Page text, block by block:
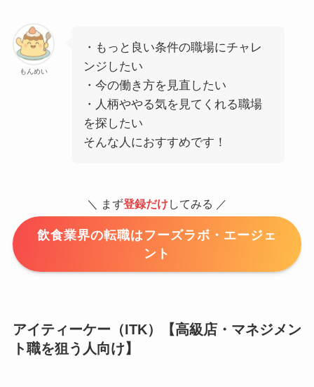
もんめい
・もっと良い条件の職場にチャレ
ンジしたい
・今の働き方を見直したい
・人柄ややる気を見てくれる職場
を探したい
そんな人におすすめです！
＼ まず登録だけしてみる ／
飲食業界の転職はフーズラボ・エージェ
ント
アイティーケー（ITK）【高級店・マネジメン
ト職を狙う人向け】